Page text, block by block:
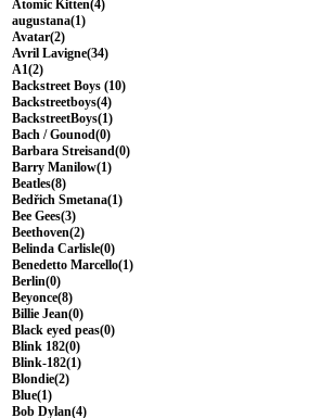
Atomic Kitten(4)
augustana(1)
Avatar(2)
Avril Lavigne(34)
A1(2)
Backstreet Boys (10)
Backstreetboys(4)
BackstreetBoys(1)
Bach / Gounod(0)
Barbara Streisand(0)
Barry Manilow(1)
Beatles(8)
Bedřich Smetana(1)
Bee Gees(3)
Beethoven(2)
Belinda Carlisle(0)
Benedetto Marcello(1)
Berlin(0)
Beyonce(8)
Billie Jean(0)
Black eyed peas(0)
Blink 182(0)
Blink-182(1)
Blondie(2)
Blue(1)
Bob Dylan(4)